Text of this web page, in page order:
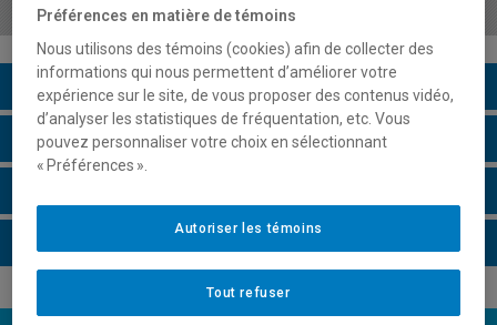
Description du cours
Horaire - Été 2026
Préférences en matière de témoins
Nous utilisons des témoins (cookies) afin de collecter des
informations qui nous permettent d’améliorer votre
expérience sur le site, de vous proposer des contenus vidéo,
d’analyser les statistiques de fréquentation, etc. Vous
pouvez personnaliser votre choix en sélectionnant
« Préférences ».
Tout refuser
Autoriser les témoins